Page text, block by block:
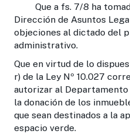
Que a fs. 7/8 ha
Dirección de Asuntos
objeciones al dictado del
administrativo.
Que en virtud de lo
r) de la Ley Nº 10.027
autorizar al
la donación de los
que sean destinados a la
espacio verde.